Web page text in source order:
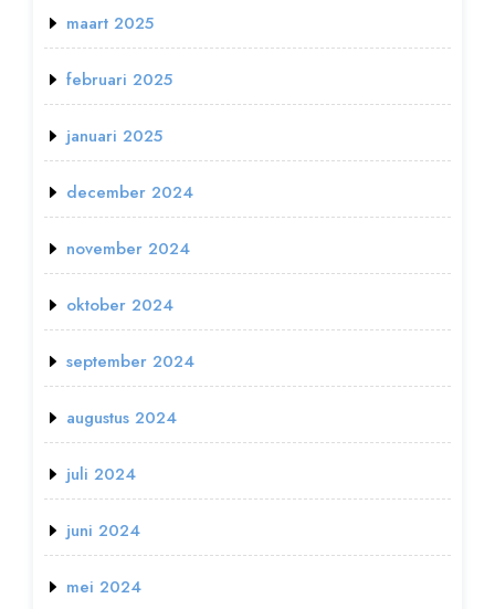
maart 2025
februari 2025
januari 2025
december 2024
november 2024
oktober 2024
september 2024
augustus 2024
juli 2024
juni 2024
mei 2024